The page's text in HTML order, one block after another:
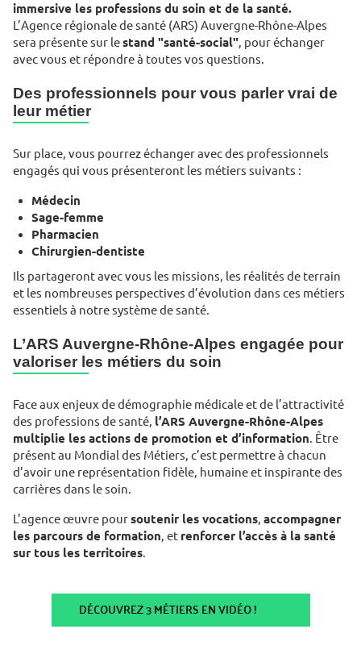
immersive les professions du soin et de la santé.
L’Agence régionale de santé (ARS) Auvergne-Rhône-Alpes
sera présente sur lestand "santé-social", pour échanger
avec vous et répondre à toutes vos questions.
Des professionnels pour vous parler vrai de
leur métier
Sur place, vous pourrez échanger avec des professionnels
engagés qui vous présenteront les métiers suivants :
Médecin
Sage-femme
Pharmacien
Chirurgien-dentiste
Ils partageront avec vous les missions, les réalités de terrain
et les nombreuses perspectives d’évolution dans ces métiers
essentiels à notre système de santé.
L’ARS Auvergne-Rhône-Alpes engagée pour
valoriser les métiers du soin
Face aux enjeux de démographie médicale et de l’attractivité
des professions de santé, l’ARS Auvergne-Rhône-Alpes
multiplie les actions de promotion et d’information. Être
présent au Mondial des Métiers, c’est permettre à chacun
d’avoir une représentation fidèle, humaine et inspirante des
carrières dans le soin.
L’agence œuvre poursoutenir les vocations, accompagner
les parcours de formation, et renforcer l’accès à la santé
sur tous les territoires.
DÉCOUVREZ 3 MÉTIERS EN VIDÉO !